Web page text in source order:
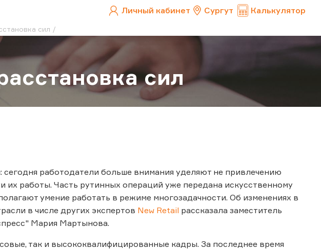
Личный кабинет Сургут Калькулятор
сил
сил
сегодня работодатели больше внимания уделяют не привлечению
работы. Часть рутинных операций уже передана искусственному
умение работать в режиме многозадачности. Об изменениях в
в числе других экспертов New Retail рассказала заместитель
Мария Мартынова.
так и высококвалифицированные кадры. За последнее время